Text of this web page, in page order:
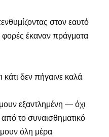
στον εαυτό
φορές έκαναν πράγματα
δεν πήγαινε καλά.
εξαντλημένη — όχι
το συναισθηματικό
όλη μέρα.